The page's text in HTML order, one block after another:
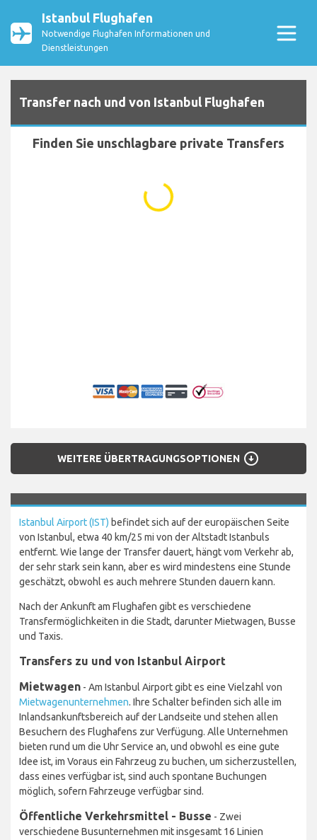
Istanbul Flughafen
Notwendige Flughafen Informationen und
Dienstleistungen
Transfer nach und von Istanbul Flughafen
Finden Sie unschlagbare private Transfers
WEITERE ÜBERTRAGUNGSOPTIONEN arrow_circle_down
Istanbul Airport (IST) befindet sich auf der europäischen Seite
von Istanbul, etwa 40 km/25 mi von der Altstadt Istanbuls
entfernt. Wie lange der Transfer dauert, hängt vom Verkehr ab,
der sehr stark sein kann, aber es wird mindestens eine Stunde
geschätzt, obwohl es auch mehrere Stunden dauern kann.
Nach der Ankunft am Flughafen gibt es verschiedene
Transfermöglichkeiten in die Stadt, darunter Mietwagen, Busse
und Taxis.
Transfers zu und von Istanbul Airport
Mietwagen - Am Istanbul Airport gibt es eine Vielzahl von
Mietwagenunternehmen. Ihre Schalter befinden sich alle im
Inlandsankunftsbereich auf der Landseite und stehen allen
Besuchern des Flughafens zur Verfügung. Alle Unternehmen
bieten rund um die Uhr Service an, und obwohl es eine gute
Idee ist, im Voraus ein Fahrzeug zu buchen, um sicherzustellen,
dass eines verfügbar ist, sind auch spontane Buchungen
möglich, sofern Fahrzeuge verfügbar sind.
Öffentliche Verkehrsmittel - Busse - Zwei
verschiedene Busunternehmen mit insgesamt 16 Linien